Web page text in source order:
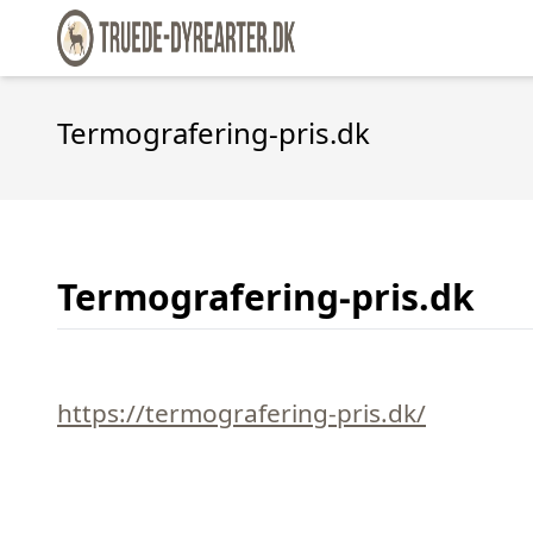
Termografering-pris.dk
Termografering-pris.dk
https://termografering-pris.dk/